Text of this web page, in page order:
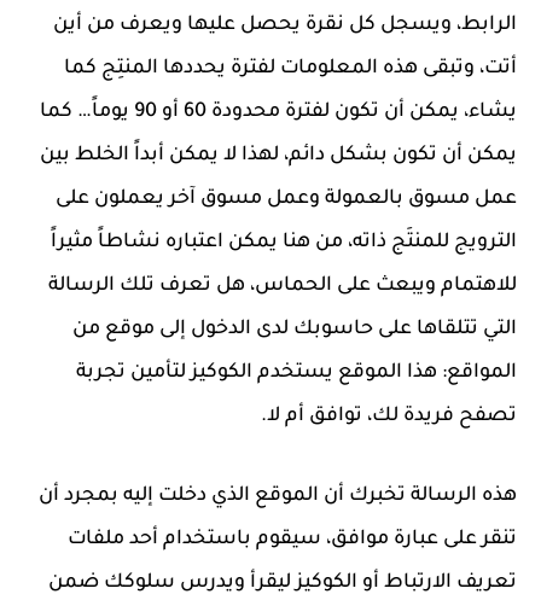
الرابط، ويسجل كل نقرة يحصل عليها ويعرف من أين
أتت، وتبقى هذه المعلومات لفترة يحددها المنتِج كما
يشاء، يمكن أن تكون لفترة محدودة 60 أو 90 يوماً… كما
يمكن أن تكون بشكل دائم، لهذا لا يمكن أبداً الخلط بين
عمل مسوق بالعمولة وعمل مسوق آخر يعملون على
الترويج للمنتَج ذاته، من هنا يمكن اعتباره نشاطاً مثيراً
للاهتمام ويبعث على الحماس، هل تعرف تلك الرسالة
التي تتلقاها على حاسوبك لدى الدخول إلى موقع من
المواقع: هذا الموقع يستخدم الكوكيز لتأمين تجربة
تصفح فريدة لك، توافق أم لا.
هذه الرسالة تخبرك أن الموقع الذي دخلت إليه بمجرد أن
تنقر على عبارة موافق، سيقوم باستخدام أحد ملفات
تعريف الارتباط أو الكوكيز ليقرأ ويدرس سلوكك ضمن